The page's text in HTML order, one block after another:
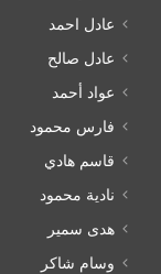
عادل احمد
عادل صالح
عواد أحمد
فارس محمود
قاسم هادي
نادية محمود
هدى سمير
وسام شاكر